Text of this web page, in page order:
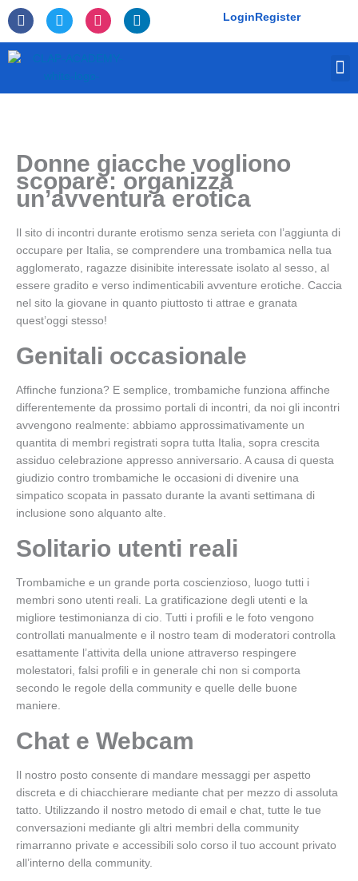
Skip
to
content
F
a
c
e
T
w
i
I
n
s
L
i
n
LoginRegister
Donne giacche vogliono
scopare: organizza
un’avventura erotica
Il sito di incontri durante erotismo senza serieta con l’aggiunta di
occupare per Italia, se comprendere una trombamica nella tua
agglomerato, ragazze disinibite interessate isolato al sesso, al
essere gradito e verso indimenticabili avventure erotiche. Caccia
nel sito la giovane in quanto piuttosto ti attrae e granata
quest’oggi stesso!
Genitali occasionale
Affinche funziona? E semplice, trombamiche funziona affinche
differentemente da prossimo portali di incontri, da noi gli incontri
avvengono realmente: abbiamo approssimativamente un
quantita di membri registrati sopra tutta Italia, sopra crescita
assiduo celebrazione appresso anniversario. A causa di questa
giudizio contro trombamiche le occasioni di divenire una
simpatico scopata in passato durante la avanti settimana di
inclusione sono alquanto alte.
Solitario utenti reali
Trombamiche e un grande porta coscienzioso, luogo tutti i
membri sono utenti reali. La gratificazione degli utenti e la
migliore testimonianza di cio. Tutti i profili e le foto vengono
controllati manualmente e il nostro team di moderatori controlla
esattamente l’attivita della unione attraverso respingere
molestatori, falsi profili e in generale chi non si comporta
secondo le regole della community e quelle delle buone
maniere.
Chat e Webcam
Il nostro posto consente di mandare messaggi per aspetto
discreta e di chiacchierare mediante chat per mezzo di assoluta
tatto.
Utilizzando il nostro metodo di email e chat, tutte le tue
conversazioni mediante gli altri membri della community
rimarranno private e accessibili solo corso il tuo account privato
all’interno della community.